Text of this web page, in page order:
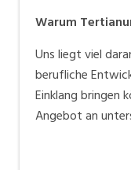
Warum
Uns liegt viel
berufliche
Einklang bringen
Angebot an